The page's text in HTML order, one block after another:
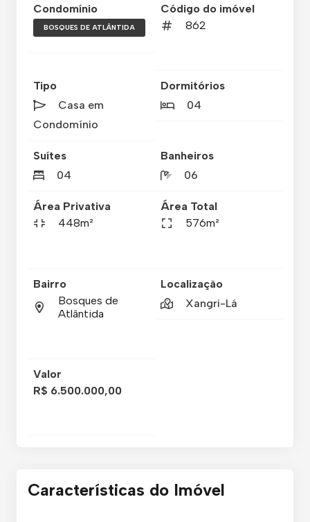
Condomínio
BOSQUES DE ATLÂNTIDA
Código do imóvel
862
Tipo
Casa em
Condomínio
Dormitórios
04
Suítes
04
Banheiros
06
Área Privativa
448m²
Área Total
576m²
Bairro
Bosques de
Atlântida
Localização
Xangri-Lá
Valor
R$ 6.500.000,00
Características do Imóvel